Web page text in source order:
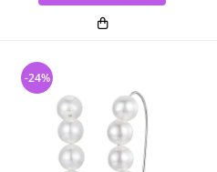
-24%